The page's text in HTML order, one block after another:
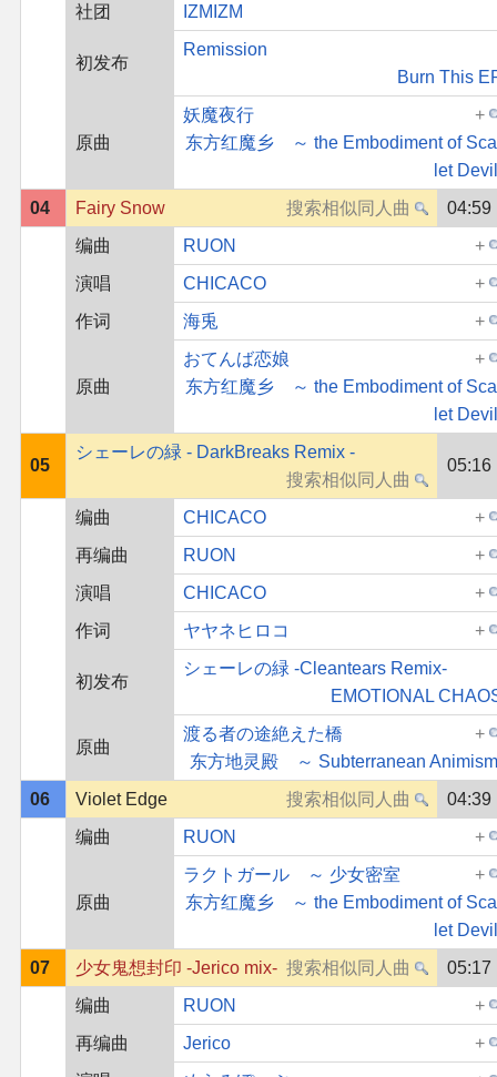
社团
IZMIZM
初发布
Remission
Burn This
原曲
妖魔夜行
东方红魔乡 ～ the Embodiment of
let
04
Fairy Snow
04:59
编曲
RUON
演唱
CHICACO
作词
海兎
原曲
おてんば恋娘
东方红魔乡 ～ the Embodiment of
let
05
シェーレの緑 - DarkBreaks Remix -
05:16
编曲
CHICACO
再编曲
RUON
演唱
CHICACO
作词
ヤヤネヒロコ
初发布
シェーレの緑 -Cleantears Remix-
EMOTIONAL
原曲
渡る者の途絶えた橋
东方地灵殿 ～ Subterranean
06
Violet Edge
04:39
编曲
RUON
原曲
ラクトガール ～ 少女密室
东方红魔乡 ～ the Embodiment of
let
07
少女鬼想封印 -Jerico mix-
05:17
编曲
RUON
再编曲
Jerico